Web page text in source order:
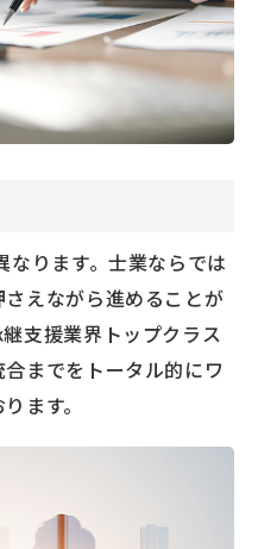
ります。士業ならでは
えながら進めることが
支援業界トップクラス
までをトータル的にワ
ます。